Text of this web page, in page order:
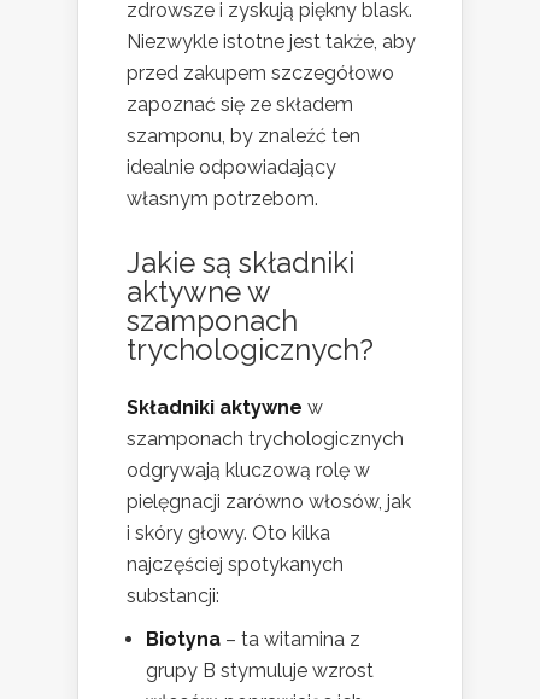
zdrowsze i zyskują piękny blask.
Niezwykle istotne jest także, aby
przed zakupem szczegółowo
zapoznać się ze składem
szamponu, by znaleźć ten
idealnie odpowiadający
własnym potrzebom.
Jakie są składniki
aktywne w
szamponach
trychologicznych?
Składniki aktywne w
szamponach trychologicznych
odgrywają kluczową rolę w
pielęgnacji zarówno włosów, jak
i skóry głowy. Oto kilka
najczęściej spotykanych
substancji:
Biotyna – ta witamina z
grupy B stymuluje wzrost